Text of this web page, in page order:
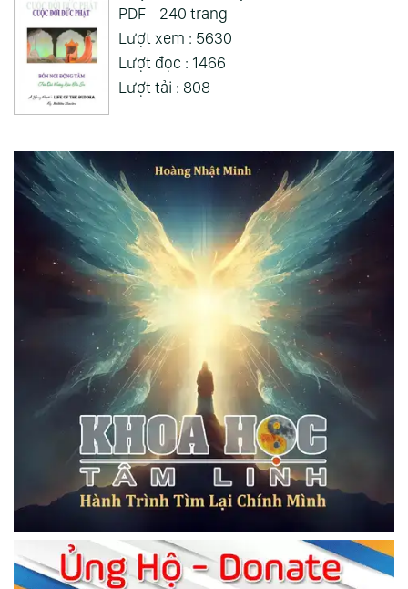
PDF - 240 trang
Lượt xem : 5630
Lượt đọc : 1466
Lượt tải : 808